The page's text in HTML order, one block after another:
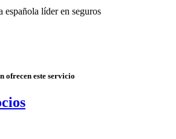
española líder en seguros
ofrecen este servicio